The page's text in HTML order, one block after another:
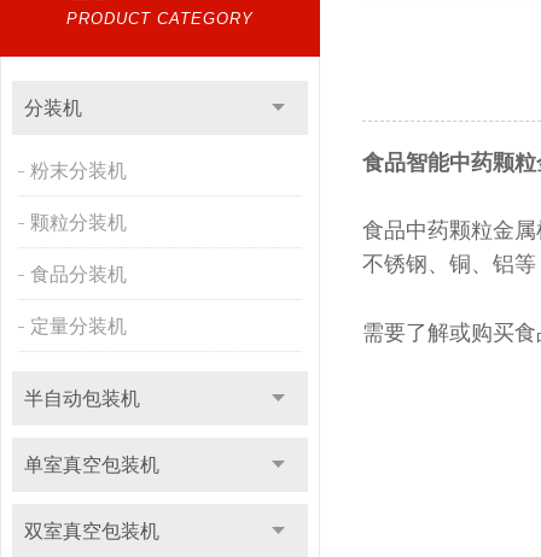
PRODUCT CATEGORY
分装机
粉末分装机
颗粒分装机
食品分装机
定量分装机
半自动包装机
单室真空包装机
双室真空包装机
食品智能中药颗
食品中药颗粒金
不锈钢、铜、铝
需要了解或购买